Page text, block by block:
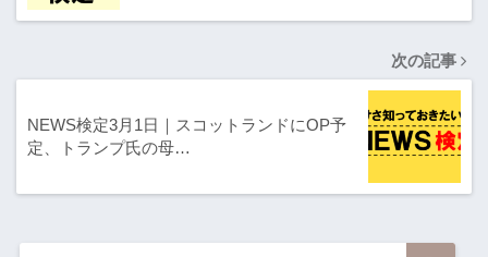
次の記事
NEWS検定3月1日｜スコットランドにOP予
定、トランプ氏の母…